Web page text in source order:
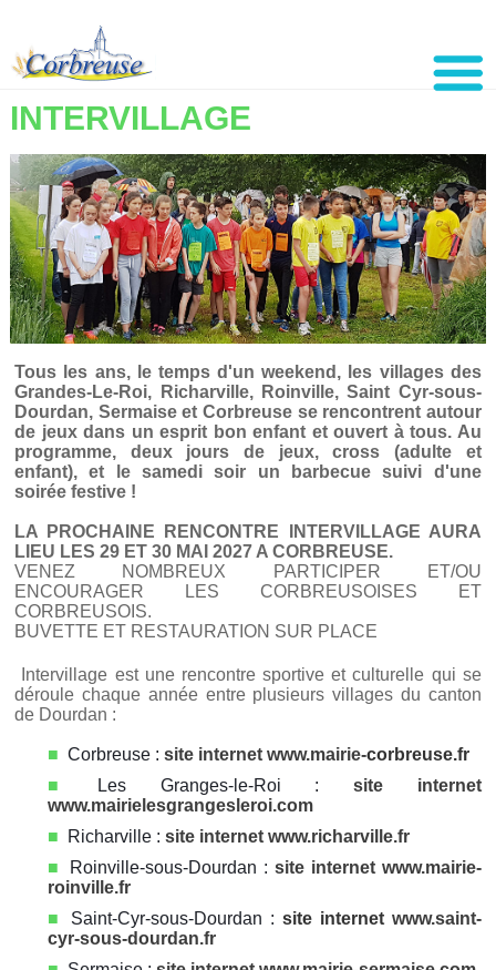
INTERVILLAGE
Tous les ans, le temps d'un weekend, les villages des
Grandes-Le-Roi, Richarville, Roinville, Saint Cyr-sous-
Dourdan, Sermaise et Corbreuse se rencontrent autour
de jeux dans un esprit bon enfant et ouvert à tous. Au
programme, deux jours de jeux, cross (adulte et
enfant), et le samedi soir un barbecue suivi d'une
soirée festive !
LA PROCHAINE RENCONTRE INTERVILLAGE AURA
LIEU LES 29 ET 30 MAI 2027 A CORBREUSE.
VENEZ NOMBREUX PARTICIPER ET/OU
ENCOURAGER LES CORBREUSOISES ET
CORBREUSOIS.
BUVETTE ET RESTAURATION SUR PLACE
Intervillage est une rencontre sportive et culturelle qui se
déroule chaque année entre plusieurs villages du canton
de Dourdan :
Corbreuse : site internet www.mairie-corbreuse.fr
Les Granges-le-Roi :site internet
www.mairielesgrangesleroi.com
Richarville :site internet www.richarville.fr
Roinville-sous-Dourdan : site internet www.mairie-
roinville.fr
Saint-Cyr-sous-Dourdan : site internetwww.saint-
cyr-sous-dourdan.fr